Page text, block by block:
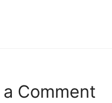
a Comment